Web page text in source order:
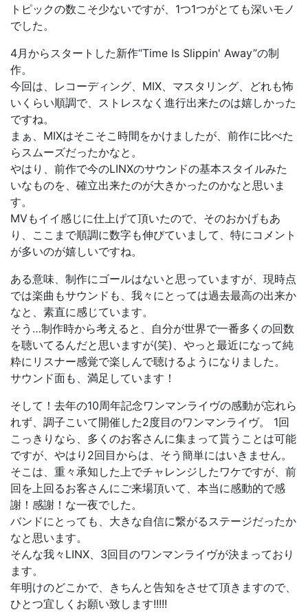
トピックの数こそ少ないですが、1つ1つがとても深いモノ
でした。
4月からスタートした新作“Time Is Slippin' Away”の制
作。
今回は、レコーディング、MIX、マスタリング、どれも怖
いくらい順調で、ストレスなく進行出来たのは嬉しかった
ですね。
まぁ、MIXはそこそこ時間をかけましたが、前作に比べた
らスムーズだったかなと。
やはり、前作で今のLINXのサウンドの基本スタイルみた
いなものを、確立出来たのが大きかったのかなと思いま
す。
MVもイイ感じに仕上げて頂いたので、そのおかげもあ
り、ここまで順調に数字も伸びていまして、特にコメント
が多いのが嬉しいですね。
ある意味、制作にゴールはないと思っていますが、現時点
では楽曲もサウンドも、我々にとっては過去最高の出来か
なと、素直に感じています。
そう…制作時から考えると、自分が世界で一番多くの回数
を聴いてるんだと思いますが(笑)、やっと最近になって純
粋にリスナー感覚で楽しんで聴けるようになりました。
サウンド面も、満足しています！
そして！去年の10周年記念ワンマンライヴの感動が忘れら
れず、調子こいて開催した2度目のワンマンライヴ。 1回
こっきりなら、多くのお客さんに集まって貰うことは可能
ですが、やはり2回目からは、そう簡単にはいきません。
そこは、重々承知した上でチャレンジしたワケですが、前
回を上回るお客さんにご来場頂いて、本当に感動的で感
謝！感謝！な一夜でした。
バンドにとっても、大きな自信に繋がるステージだったか
なと思います。
そんな我々LINX、3回目のワンマンライヴが決まっており
ます。
年明けのどこかで、きちんと告知をさせて頂きますので、
ひとつ宜しくお願い致します!!!!!